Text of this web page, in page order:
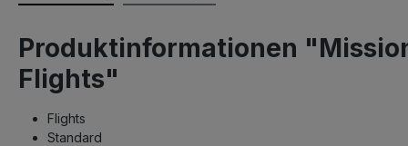
Produktinformationen
Flights"
Flights
Standard